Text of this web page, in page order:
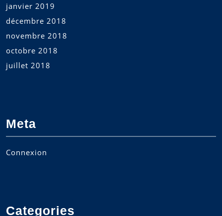
janvier 2019
décembre 2018
novembre 2018
octobre 2018
juillet 2018
Meta
Connexion
Categories